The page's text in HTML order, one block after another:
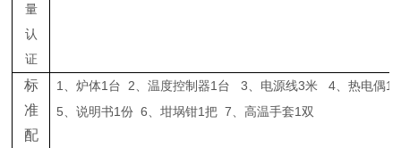
量
认
证
标
准
配
1 、炉体1 台 2、温度控制器1 台 3、电源线3米 4、热电偶1
5、说明书1份 6、坩埚钳1把 7、高温手套1双